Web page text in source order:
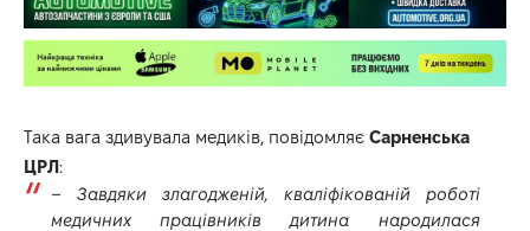
Така вага здивувала медиків, повідомляє Сарненська
ЦРЛ:
– Завдяки злагодженій, кваліфікованій роботі
медичних працівників дитина народилася